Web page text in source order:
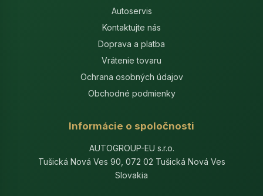
Autoservis
Kontaktujte nás
Doprava a platba
Vrátenie tovaru
Ochrana osobných údajov
Obchodné podmienky
Informácie o spoločnosti
AUTOGROUP-EU s.r.o.
Tušická Nová Ves 90, 072 02 Tušická Nová Ves
Slovakia